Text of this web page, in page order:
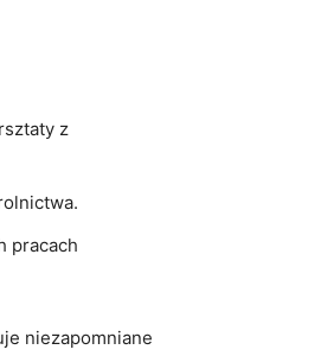
‌z
pracach
niezapomniane